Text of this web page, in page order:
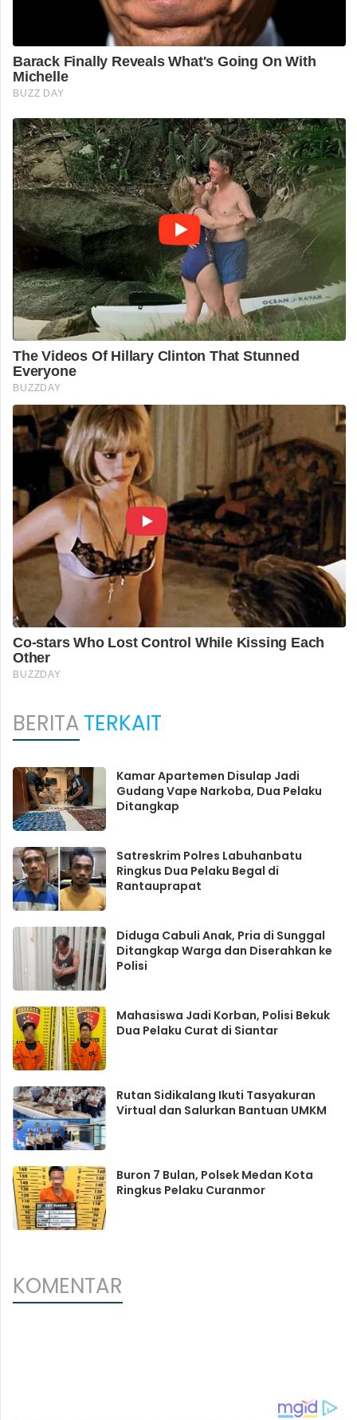
BERITATERKAIT
Kamar Apartemen Disulap Jadi
Gudang Vape Narkoba, Dua Pelaku
Ditangkap
Satreskrim Polres Labuhanbatu
Ringkus Dua Pelaku Begal di
Rantauprapat
Diduga Cabuli Anak, Pria di Sunggal
Ditangkap Warga dan Diserahkan ke
Polisi
Mahasiswa Jadi Korban, Polisi Bekuk
Dua Pelaku Curat di Siantar
Rutan Sidikalang Ikuti Tasyakuran
Virtual dan Salurkan Bantuan UMKM
Buron 7 Bulan, Polsek Medan Kota
Ringkus Pelaku Curanmor
KOMENTAR